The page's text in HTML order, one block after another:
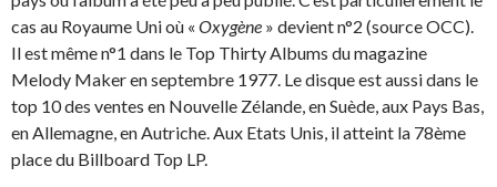
cas au Royaume Uni où « Oxygène » devient n°2 (source OCC).
Il est même n°1 dans le Top Thirty Albums du magazine
Melody Maker en septembre 1977. Le disque est aussi dans le
top 10 des ventes en Nouvelle Zélande, en Suède, aux Pays Bas,
en Allemagne, en Autriche. Aux Etats Unis, il atteint la 78ème
place du Billboard Top LP.